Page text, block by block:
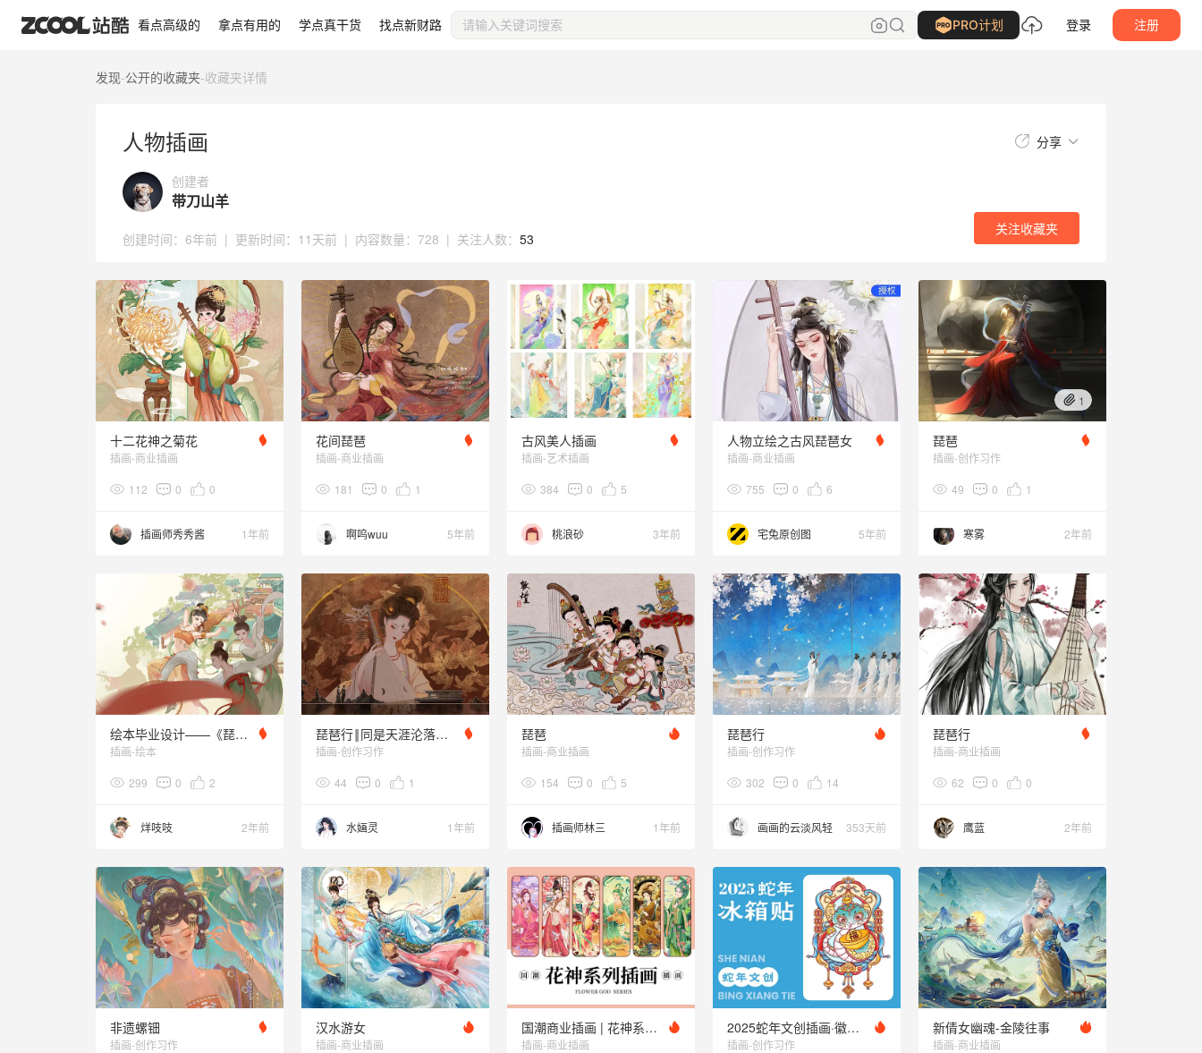
看点高级的 拿点有用的 学点真干货 找点新财路 PRO计划 登录 注册
发现-公开的收藏夹-收藏夹详情
人物插画 分享
创建者
带刀山羊
创建时间： 6年前 | 更新时间： 11天前 | 内容数量： 728 | 关注人数： 53
关注收藏夹
人物插画 关注 收藏夹
十二花神之菊花
插画-商业插画
112 0 0
插画师秀秀酱 1年前
花间琵琶
插画-商业插画
181 0 1
啊呜wuu 5年前
古风美人插画
插画-艺术插画
384 0 5
桃浪砂 3年前
人物立绘之古风琵琶女
插画-商业插画
755 0 6
宅兔原创图 5年前
1
琵琶
插画-创作习作
49 0 1
寒雾 2年前
绘本毕业设计——《琵琶行》
插画-绘本
299 0 2
烊吱吱 2年前
琵琶行‖同是天涯沦落人，相逢何必曾相识
插画-创作习作
44 0 1
水婳灵 1年前
琵琶
插画-商业插画
154 0 5
插画师林三 1年前
琵琶行
插画-创作习作
302 0 14
画画的云淡风轻 353天前
琵琶行
插画-商业插画
62 0 0
鹰蓝 2年前
非遗螺钿
插画-创作习作
汉水游女
插画-商业插画
国潮商业插画 | 花神系列插画合集
插画-商业插画
2025蛇年文创插画·徽章冰箱贴
插画-创作习作
新倩女幽魂-金陵往事
插画-商业插画